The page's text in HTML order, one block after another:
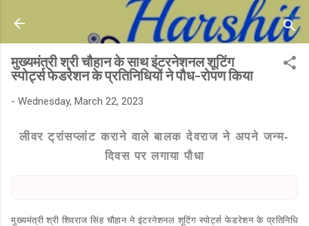
Skip to main content
मुख्यमंत्री श्री चौहान के साथ इंटरनेशनल शूटिंग
स्पोर्ट्स फेडरेशन के प्रतिनिधियों ने पौध-रोपण किया
- Wednesday, March 22, 2023
लीवर ट्रांसप्लांट कराने वाले बालक देवराज ने अपने जन्म-
दिवस पर लगाया पौधा
मुख्यमंत्री श्री शिवराज सिंह चौहान ने इंटरनेशनल शूटिंग स्पोर्ट्स फेडरेशन के प्रतिनिधि